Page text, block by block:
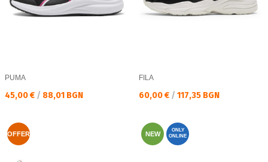
PUMA
Текуща цена:
45,00 € / 88,01 BGN
FILA
Текуща цена:
60,00 € / 117,35 BGN
OFFER NEW
ONLY
ONLINE